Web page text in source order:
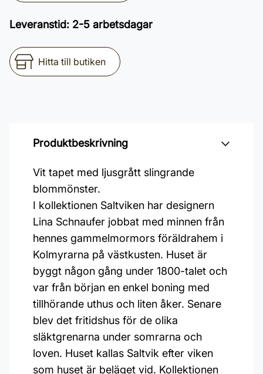
Leveranstid: 2-5 arbetsdagar
Hitta till butiken
Produktbeskrivning
Vit tapet med ljusgrått slingrande
blommönster.
I kollektionen Saltviken har designern
Lina Schnaufer jobbat med minnen från
hennes gammelmormors föräldrahem i
Kolmyrarna på västkusten. Huset är
byggt någon gång under 1800-talet och
var från början en enkel boning med
tillhörande uthus och liten åker. Senare
blev det fritidshus för de olika
släktgrenarna under somrarna och
loven. Huset kallas Saltvik efter viken
som huset är beläget vid. Kollektionen